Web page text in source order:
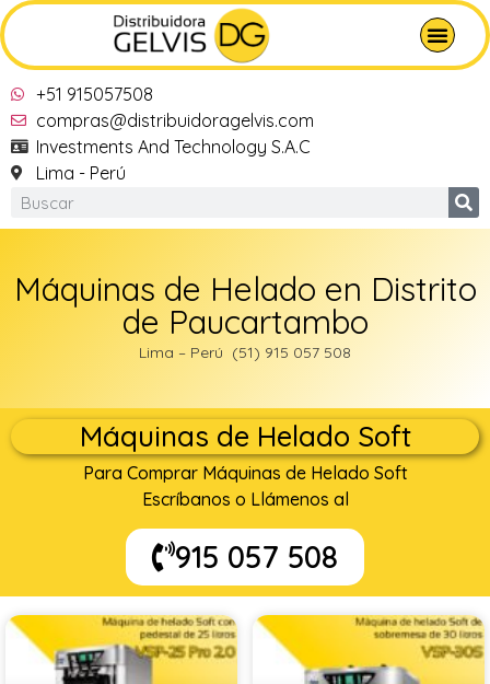
+51 915057508
compras@distribuidoragelvis.com
Investments And Technology S.A.C
Lima - Perú
Máquinas de Helado en Distrito
de Paucartambo‎
Lima – Perú (51) 915 057 508
Máquinas de Helado Soft
Para Comprar Máquinas de Helado Soft
Escríbanos o Llámenos al
915 057 508